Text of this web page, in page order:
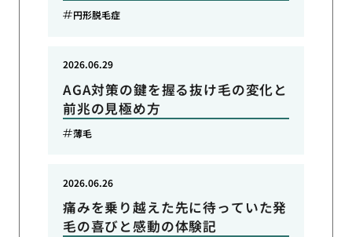
円形脱毛症
AGA対策の鍵を握る抜け毛の変化と
前兆の見極め方
2026.06.29
薄毛
痛みを乗り越えた先に待っていた発
毛の喜びと感動の体験記
2026.06.26